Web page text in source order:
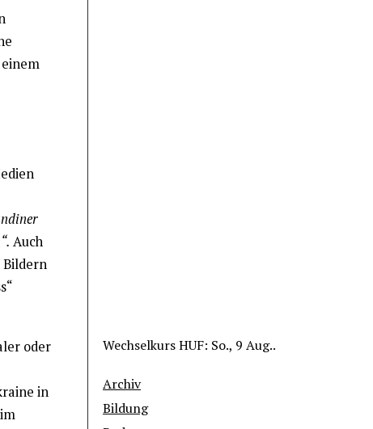
Auch
Bildern
oder
in
WechselkursHUF: So., 9 Aug..
Archiv
Bildung